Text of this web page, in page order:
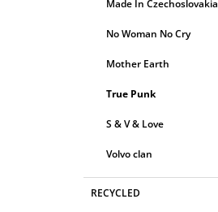
Made In Czechoslovakia
No Woman No Cry
Mother Earth
True Punk
S & V & Love
Volvo clan
RECYCLED